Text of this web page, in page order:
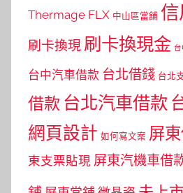
Thermage FLX 中山區當舖
刷卡換現 刷卡換現金
台中汽車借款 台北借錢 台北
借款 台北汽車借款
網頁設計 如何寫文案 屏
東支票貼現 屏東汽機車借